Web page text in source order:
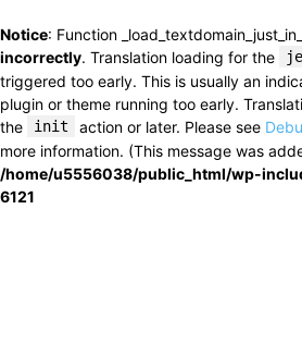
Notice: Function
incorrectly. Translation loading for the
triggered too early. This is usually an
plugin or theme running too early.
the
init action or later. Please see
more information. (This message was
/home/u5556038/public_html/wp-
6121